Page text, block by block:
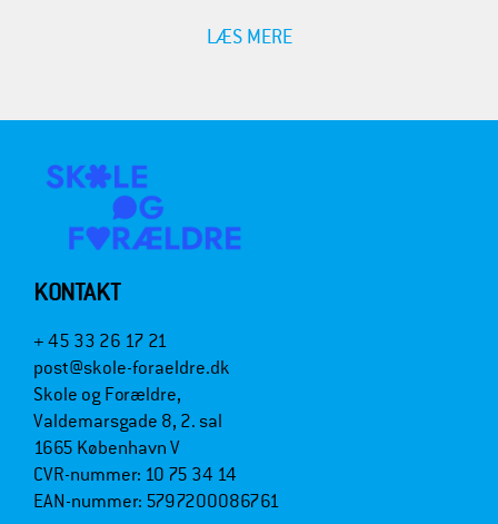
LÆS MERE
KONTAKT
+ 45 33 26 17 21
post@skole-foraeldre.dk
Skole og Forældre,
Valdemarsgade 8, 2. sal
1665 København V
CVR-nummer: 10 75 34 14
EAN-nummer: 5797200086761